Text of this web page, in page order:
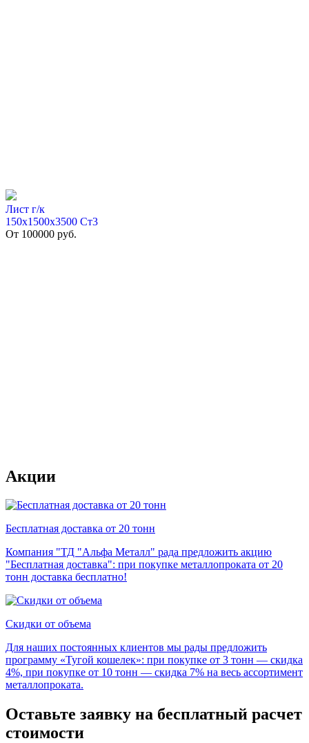
Лист г/к
150х1500х3500 Ст3
От 100000 руб.
Акции
Бесплатная доставка от 20 тонн
Компания "ТД "Альфа Металл" рада предложить акцию
"Бесплатная доставка": при покупке металлопроката от 20
тонн доставка бесплатно!
Скидки от объема
Для наших постоянных клиентов мы рады предложить
программу «Тугой кошелек»: при покупке от 3 тонн — скидка
4%, при покупке от 10 тонн — скидка 7% на весь ассортимент
металлопроката.
Оставьте заявку на бесплатный расчет
стоимости